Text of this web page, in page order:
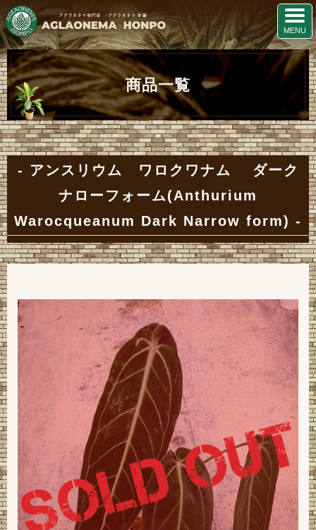
商品一覧
アンスリウム ワロクワナム ダーク
ナローフォーム(Anthurium
Warocqueanum Dark Narrow form)